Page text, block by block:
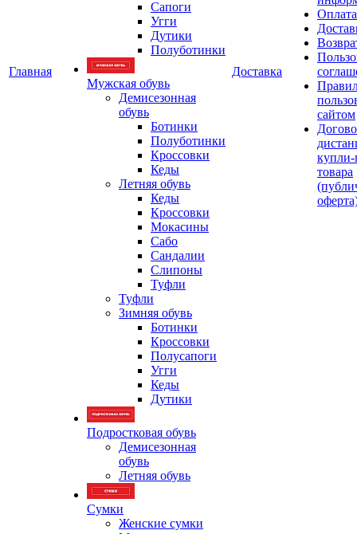
Главная
Сапоги
Угги
Дутики
Полуботинки
Мужская обувь
Демисезонная
обувь
Ботинки
Полуботинки
Кроссовки
Кеды
Летняя обувь
Кеды
Кроссовки
Мокасины
Сабо
Сандалии
Слипоны
Туфли
Туфли
Зимняя обувь
Ботинки
Кроссовки
Полусапоги
Угги
Кеды
Дутики
Подростковая обувь
Демисезонная
обувь
Летняя обувь
Сумки
Женские сумки
Доставка
Оплата
сайтом
товара